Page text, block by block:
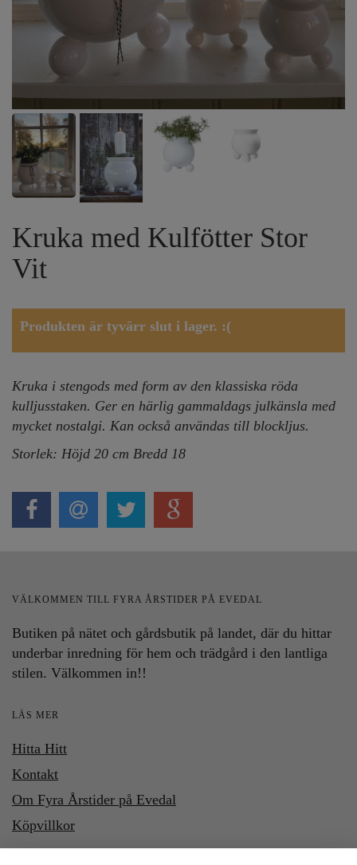
Kruka med Kulfötter Stor
Vit
Produkten är tyvärr slut i lager. :(
Kruka i stengods med form av den klassiska röda
kulljusstaken. Ger en härlig gammaldags julkänsla med
mycket nostalgi. Kan också användas till blockljus.
Storlek: Höjd 20 cm Bredd 18
VÄLKOMMEN TILL FYRA ÅRSTIDER PÅ EVEDAL
Butiken på nätet och gårdsbutik på landet, där du hittar
underbar inredning för hem och trädgård i den lantliga
stilen. Välkommen in!!
LÄS MER
Hitta Hitt
Kontakt
Om Fyra Årstider på Evedal
Köpvillkor